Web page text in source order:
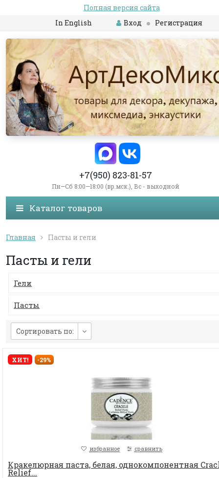
Полная версия сайта
In English
Вход Регистрация
+7(950) 823-81-57
Пн—Сб 8:00—18:00 (вр.мск.), Вс - выходной
Каталог товаров
Главная Пасты и гели
Пасты и гели
Гели
Пасты
Сортировать по:
ХИТ! -29%
избранное сравнить
Кракелюрная паста, белая, однокомпонентная
Relief...